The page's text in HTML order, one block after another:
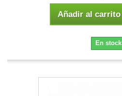
Añadir al carrito
En stock